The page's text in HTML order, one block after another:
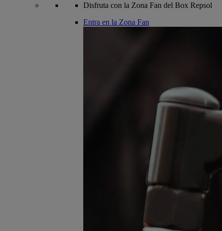
Disfruta con la Zona Fan del Box Repsol
Entra en la Zona Fan